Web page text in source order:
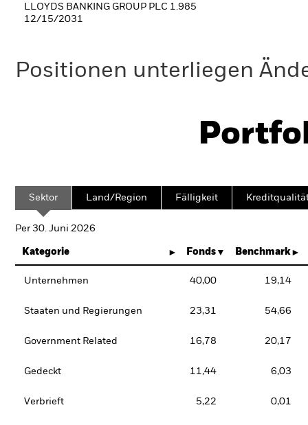
LLOYDS BANKING GROUP PLC 1.985
12/15/2031
Positionen unterliegen
Sektor Land/Region Fälligkeit
Per 30. Juni 2026
Kategorie Fonds Benchmark
Unternehmen 40,00 19,14
Staaten und Regierungen 23,31 54,66
Government Related 16,78 20,17
Gedeckt 11,44 6,03
Verbrieft 5,22 0,01